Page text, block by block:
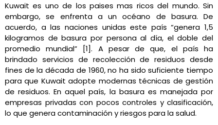
Kuwait es uno de los paises mas ricos del mundo. Sin
embargo, se enfrenta a un océano de basura. De
acuerdo, a las naciones unidas este país “genera 1,5
kilogramos de basura por persona al día, el doble del
promedio mundial” [1]. A pesar de que, el país ha
brindado servicios de recolección de residuos desde
fines de la década de 1960, no ha sido suficiente tiempo
para que Kuwait adopte modernas técnicas de gestión
de residuos. En aquel país, la basura es manejada por
empresas privadas con pocos controles y clasificación,
lo que genera contaminación y riesgos para la salud.